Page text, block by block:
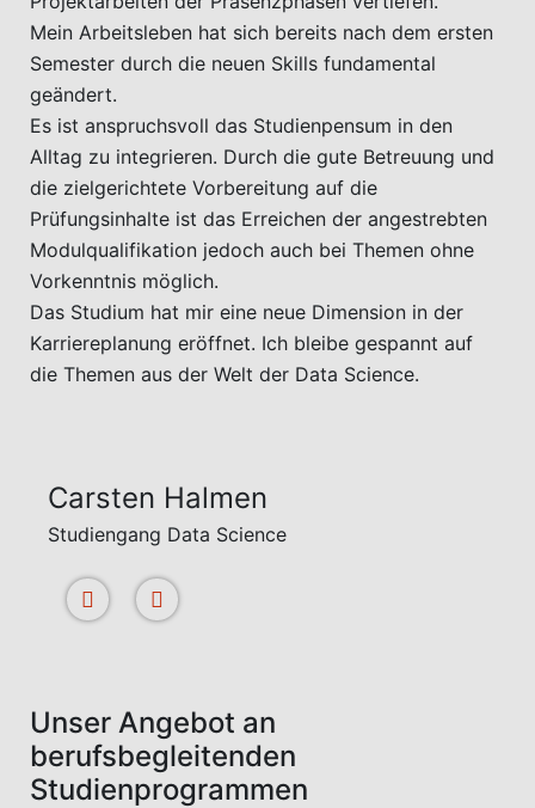
Mein Arbeitsleben hat sich bereits nach dem ersten
Semester durch die neuen Skills fundamental
geändert.
Es ist anspruchsvoll das Studienpensum in den
Alltag zu integrieren. Durch die gute Betreuung und
die zielgerichtete Vorbereitung auf die
Prüfungsinhalte ist das Erreichen der angestrebten
Modulqualifikation jedoch auch bei Themen ohne
Vorkenntnis möglich.
Das Studium hat mir eine neue Dimension in der
Karriereplanung eröffnet. Ich bleibe gespannt auf
die Themen aus der Welt der Data Science.
Carsten Halmen
Studiengang Data Science
Unser Angebot an
berufsbegleitenden
Studienprogrammen